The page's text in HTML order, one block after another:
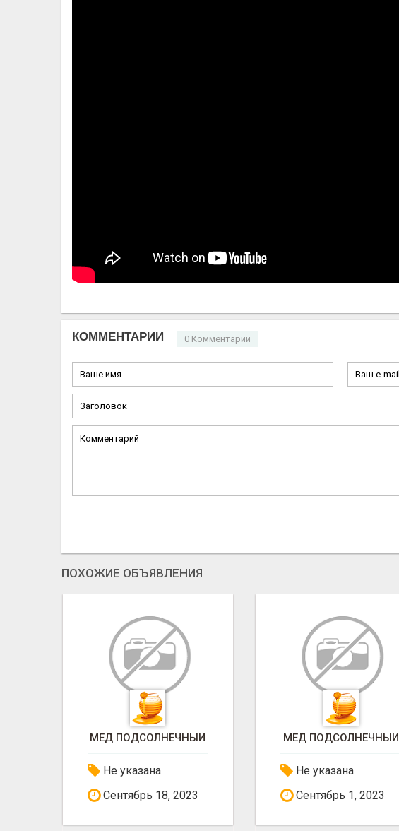
КОММЕНТАРИИ 0 Комментарии
ПОХОЖИЕ ОБЪЯВЛЕНИЯ
МЕД ПОДСОЛНЕЧНЫЙ
Не указана
Сентябрь 18, 2023
МЕД ПОДСОЛНЕЧНЫЙ
Не указана
Сентябрь 1, 2023